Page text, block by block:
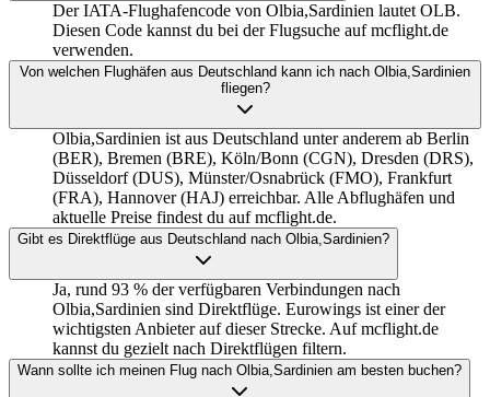
Der IATA-Flughafencode von Olbia,Sardinien lautet OLB.
Diesen Code kannst du bei der Flugsuche auf mcflight.de
verwenden.
Von welchen Flughäfen aus Deutschland kann ich nach Olbia,Sardinien
fliegen?
Olbia,Sardinien ist aus Deutschland unter anderem ab Berlin
(BER), Bremen (BRE), Köln/Bonn (CGN), Dresden (DRS),
Düsseldorf (DUS), Münster/Osnabrück (FMO), Frankfurt
(FRA), Hannover (HAJ) erreichbar. Alle Abflughäfen und
aktuelle Preise findest du auf mcflight.de.
Gibt es Direktflüge aus Deutschland nach Olbia,Sardinien?
Ja, rund 93 % der verfügbaren Verbindungen nach
Olbia,Sardinien sind Direktflüge. Eurowings ist einer der
wichtigsten Anbieter auf dieser Strecke. Auf mcflight.de
kannst du gezielt nach Direktflügen filtern.
Wann sollte ich meinen Flug nach Olbia,Sardinien am besten buchen?